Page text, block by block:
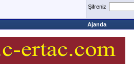
Şifreniz
Ajanda